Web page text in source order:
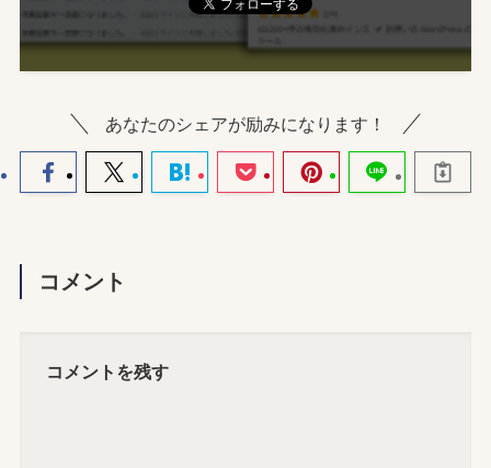
あなたのシェアが励みになります！
コメント
コメントを残す